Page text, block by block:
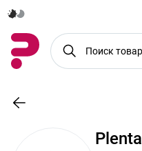
Plenta